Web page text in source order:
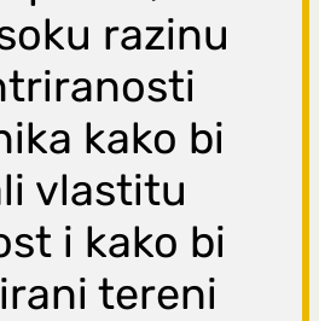
razinu
kako bi
vlastitu
i kako bi
tereni